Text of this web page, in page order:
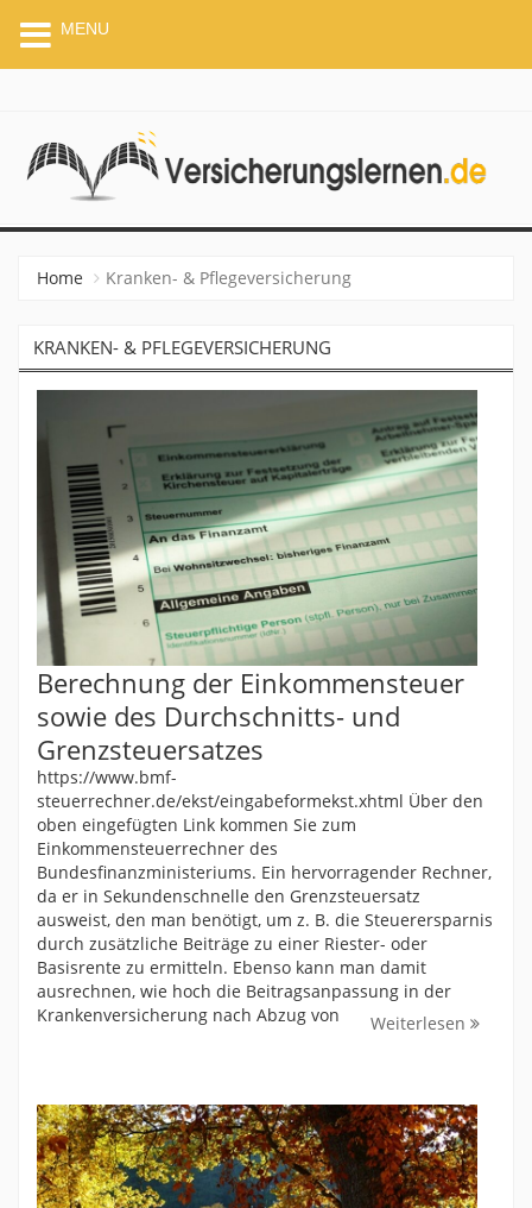
Home Kranken- & Pflegeversicherung
KRANKEN- & PFLEGEVERSICHERUNG
Berechnung der Einkommensteuer
sowie des Durchschnitts- und
Grenzsteuersatzes
https://www.bmf-
steuerrechner.de/ekst/eingabeformekst.xhtml Über den
oben eingefügten Link kommen Sie zum
Einkommensteuerrechner des
Bundesfinanzministeriums. Ein hervorragender Rechner,
da er in Sekundenschnelle den Grenzsteuersatz
ausweist, den man benötigt, um z. B. die Steuerersparnis
durch zusätzliche Beiträge zu einer Riester- oder
Basisrente zu ermitteln. Ebenso kann man damit
ausrechnen, wie hoch die Beitragsanpassung in der
Krankenversicherung nach Abzug von
Weiterlesen
MENU